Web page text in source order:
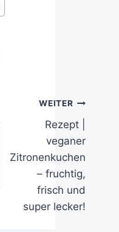
WEITER
Rezept |
veganer
Zitronenkuchen
– fruchtig,
frisch und
super lecker!